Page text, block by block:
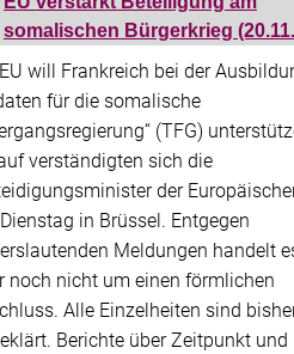
somalischen Bürgerkrieg
will Frankreich bei der
für die somalische
(TFG)
verständigten sich die
der
in Brüssel. Entgegen
Meldungen handelt
noch nicht um einen förmlichen
Alle Einzelheiten sind
Berichte über Zeitpunkt und